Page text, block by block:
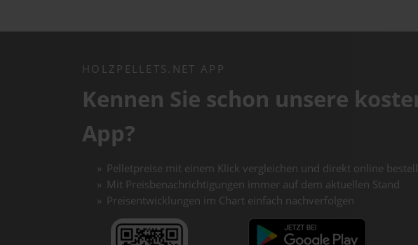
HOLZPELLETS.NET APP
Kennen Sie schon unsere
App?
Pelletpreise mit einem Klick vergleichen und direkt online
Mit Preisbenachrichtigungen immer auf dem aktuellen Stand
Preisentwicklungen im Chart einfach nachverfolgen